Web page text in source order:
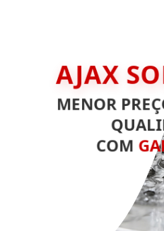
AJAX
MENOR
COM